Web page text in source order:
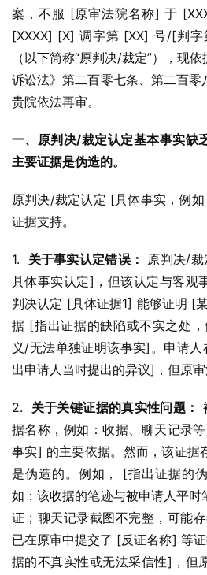
案，不服 [原审法院名称] 于
[XXXX] [X] 调字第 [XX] 号/[判
（以下简称“原判决/裁定”），现
诉讼法》第二百零七条、第二百
贵院依法再审。
一、原判决/裁定认定基本事实缺
主要证据是伪造的。
原判决/裁定认定 [具体事实，例
证据支持。
1. 关于事实认定错误： 原判决/
具体事实认定]，但该认定与客观
判决认定 [具体证据1] 能够证明 [
据 [指出证据的缺陷或不实之处
义/无法单独证明该事实]。申请
出申请人当时提出的异议]，但原审
2. 关于关键证据的真实性问题：
据名称，例如：收据、聊天记录
事实] 的主要依据。然而，该证据
是伪造的。例如， [指出证据的
如：该收据的笔迹与被申请人平
证；聊天记录截图不完整，可能
已在原审中提交了 [反证名称] 等
据的不真实性或无法采信性]，但